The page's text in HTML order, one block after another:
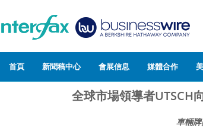
首頁 新聞稿中心 會展信息 媒體合作
全球市場領導者UTSCH
車輛